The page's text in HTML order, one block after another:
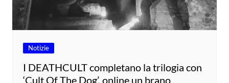
Notizie
I DEATHCULT completano la trilogia con
‘Cult Of The Dog’, online un brano